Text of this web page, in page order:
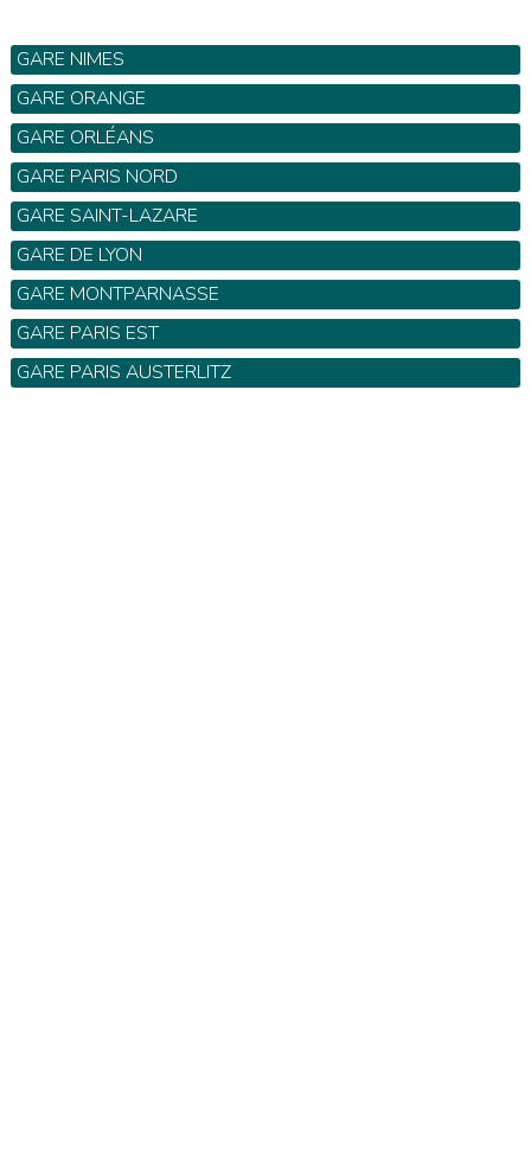
GARE NIMES
GARE ORANGE
GARE ORLÉANS
GARE PARIS NORD
GARE SAINT-LAZARE
GARE DE LYON
GARE MONTPARNASSE
GARE PARIS EST
GARE PARIS AUSTERLITZ